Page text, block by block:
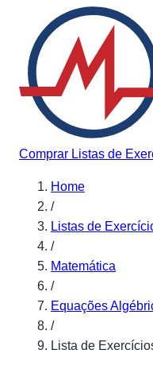
Pular para o conteúdo
Comprar Listas de
Home
/
Listas de
/
Matemática
/
Equações
/
Lista de